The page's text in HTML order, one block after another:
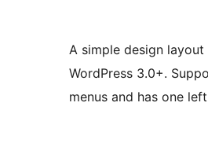
A simple design
WordPress 3.0+.
menus and has one